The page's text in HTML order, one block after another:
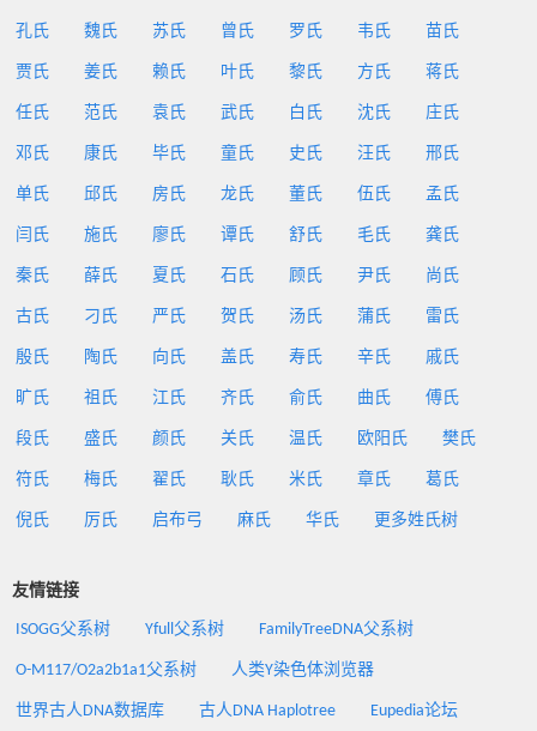
孔氏 魏氏 苏氏 曾氏 罗氏 韦氏 苗氏
贾氏 姜氏 赖氏 叶氏 黎氏 方氏 蒋氏
任氏 范氏 袁氏 武氏 白氏 沈氏 庄氏
邓氏 康氏 毕氏 童氏 史氏 汪氏 邢氏
单氏 邱氏 房氏 龙氏 董氏 伍氏 孟氏
闫氏 施氏 廖氏 谭氏 舒氏 毛氏 龚氏
秦氏 薛氏 夏氏 石氏 顾氏 尹氏 尚氏
古氏 刁氏 严氏 贺氏 汤氏 蒲氏 雷氏
殷氏 陶氏 向氏 盖氏 寿氏 辛氏 戚氏
旷氏 祖氏 江氏 齐氏 俞氏 曲氏 傅氏
段氏 盛氏 颜氏 关氏 温氏 欧阳氏 樊氏
符氏 梅氏 翟氏 耿氏 米氏 章氏 葛氏
倪氏 厉氏 启布弓 麻氏 华氏 更多姓氏树
友情链接
ISOGG父系树 Yfull父系树 FamilyTreeDNA父系树
O-M117/O2a2b1a1父系树 人类Y染色体浏览器
世界古人DNA数据库 古人DNA Haplotree Eupedia论坛